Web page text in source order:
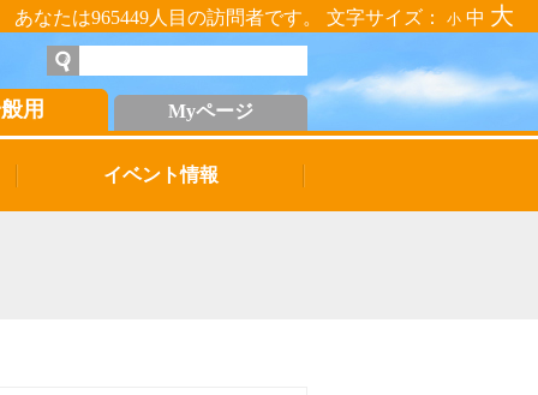
あなたは965449人目の訪問者です。 文字サイズ： 小 中 大
用 Myページ
イベント情報